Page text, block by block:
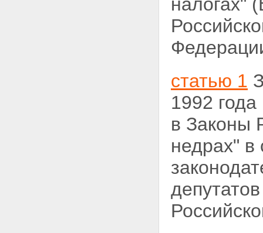
статью 1
1992
в Законы
недрах" в